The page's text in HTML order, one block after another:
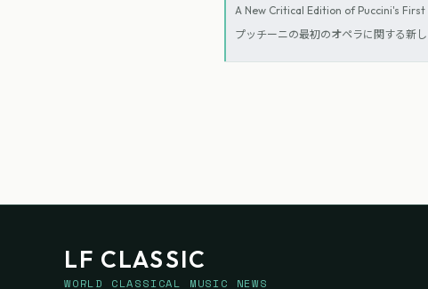
A New Critical Edition of Puccini's First
プッチーニの最初のオペラに関する新
LF CLASSIC
WORLD CLASSICAL MUSIC NEWS